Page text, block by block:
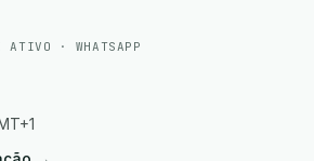
ATIVO · WHATSAPP